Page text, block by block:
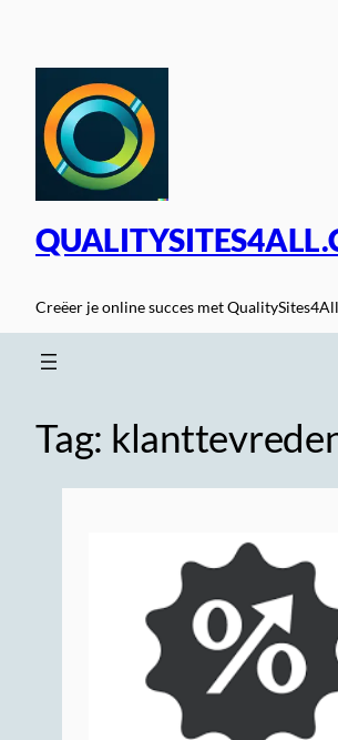
inhoud
Creëer je online succes met QualitySites4All
Tag: